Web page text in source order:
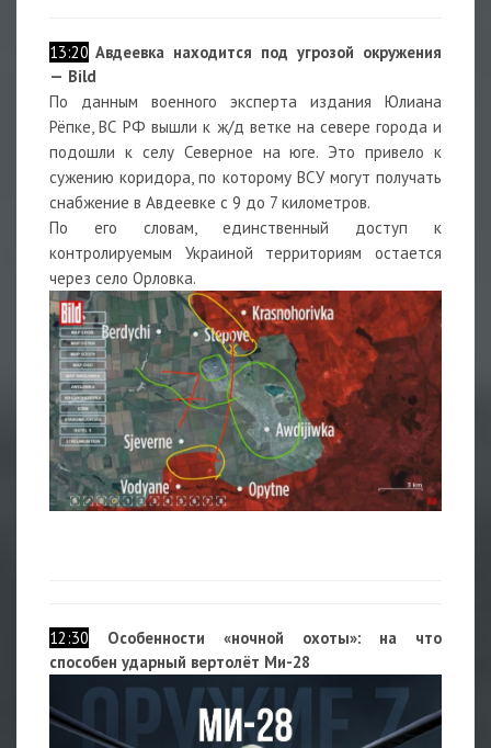
13:20 Авдеевка находится под угрозой окружения
— Bild
По данным военного эксперта издания Юлиана
Рёпке, ВС РФ вышли к ж/д ветке на севере города и
подошли к селу Северное на юге. Это привело к
сужению коридора, по которому ВСУ могут получать
снабжение в Авдеевке с 9 до 7 километров.
По его словам, единственный доступ к
контролируемым Украиной территориям остается
через село Орловка.
12:30
Особенности «ночной охоты»: на что
способен ударный вертолёт Ми-28